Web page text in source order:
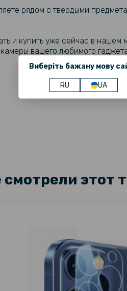
Виберіть бажану мову
RU UA
рядом с твердыми
и купить уже сейчас в
вашего любимого
этот